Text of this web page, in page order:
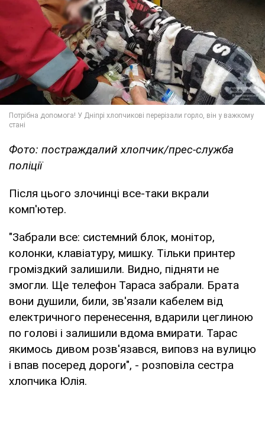
Фото: постраждалий хлопчик/прес-служба
поліції
Після цього злочинці все-таки вкрали
комп'ютер.
"Забрали все: системний блок, монітор,
колонки, клавіатуру, мишку. Тільки принтер
громіздкий залишили. Видно, підняти не
змогли. Ще телефон Тараса забрали. Брата
вони душили, били, зв'язали кабелем від
електричного перенесення, вдарили цеглиною
по голові і залишили вдома вмирати. Тарас
якимось дивом розв'язався, виповз на вулицю
і впав посеред дороги", - розповіла сестра
хлопчика Юлія.